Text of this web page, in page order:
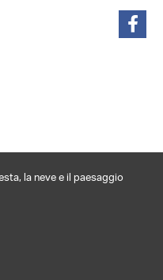
la neve e il paesaggio